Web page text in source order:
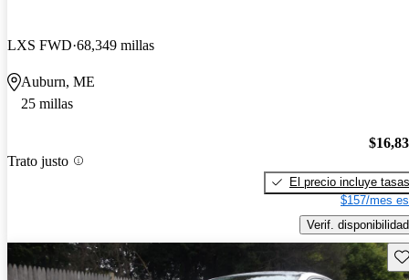
LXS FWD 68,349 millas
Auburn, ME
25 millas
Trato justo
El precio incluye tasas
$157/mes
Verif. disponibilidad